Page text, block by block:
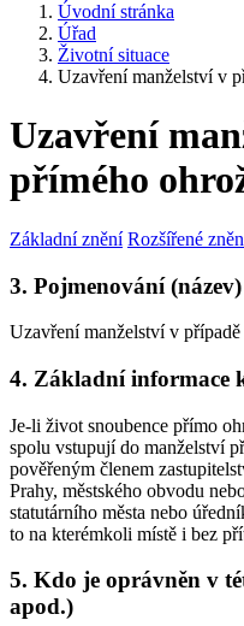
Úvodní stránka
Úřad
Životní situace
Uzavření manželství v
Uzavření
přímého
Základní znění Rozšířené
3. Pojmenování
Uzavření manželství v
4. Základní informace
Je-li život snoubence přímo
spolu vstupují do manželství
pověřeným členem
Prahy, městského obvodu
statutárního města nebo
to na kterémkoli místě i bez
5. Kdo je oprávněn v
apod.)